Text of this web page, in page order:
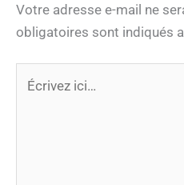
Votre adresse e-mail ne
obligatoires sont indiqués